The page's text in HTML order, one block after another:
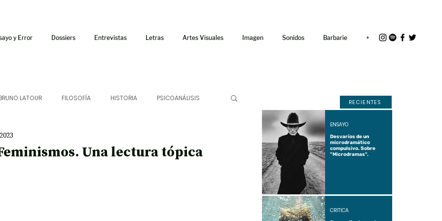
y Error Dossiers Entrevistas Letras Artes Visuales Imagen Sonidos Barbarie +
LATOUR FILOSOFÍA HISTORIA PSICOANÁLISIS
Una lectura tópica
RECIENTES
Desvaríos de un
microdramático
compulsivo. Sobre
"Microdramas".
ENSAYO
CRÍTICA